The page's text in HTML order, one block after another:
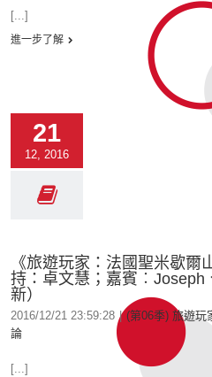
[...]
進一步了解
21
12, 2016
《旅遊玩家：法國聖米歇爾
持：卓文慧；嘉賓︰Joseph
新）
2016/12/21 23:59:28 | (第06季) 旅遊玩
論
[...]